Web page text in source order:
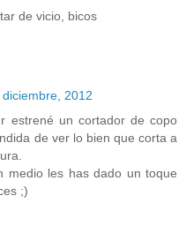
de vicio, bicos
2012
estrené un cortador de copo
de ver lo bien que corta a
medio les has dado un toque
;)